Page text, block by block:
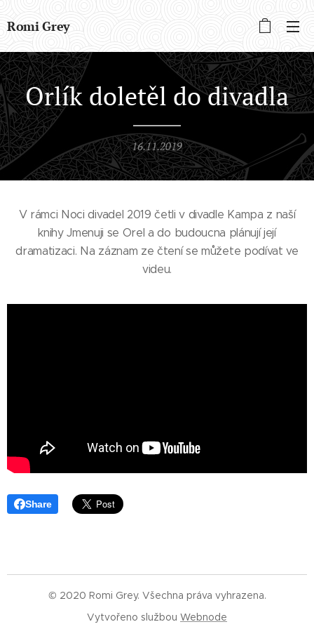
Romi Grey
Orlík doletěl do divadla
16.11.2019
V rámci Noci divadel 2019 četli v divadle Kampa z naší
knihy Jmenuji se Orel a do budoucna plánují její
dramatizaci. Na záznam ze čtení se můžete podívat ve
videu.
Share
© 2020 Romi Grey. Všechna práva vyhrazena.
Vytvořeno službou Webnode